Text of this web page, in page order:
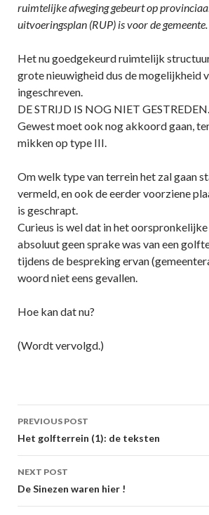
ruimtelijke afweging gebeurt op
uitvoeringsplan (RUP) is voor de gemeente.
Het nu goedgekeurd ruimtelijk
grote nieuwigheid dus de mogelijkheid
ingeschreven.
DE STRIJD IS NOG NIET
Gewest moet ook nog akkoord gaan,
mikken op type III.
Om welk type van terrein het zal gaan
vermeld, en ook de eerder voorziene
is geschrapt.
Curieus is wel dat in het
absoluut geen sprake was van een
tijdens de bespreking ervan
woord niet eens gevallen.
Hoe kan dat nu?
(Wordt vervolgd.)
Post
navigation
PREVIOUS POST
Het golfterrein (1): de teksten
NEXT POST
De Sinezen waren hier !